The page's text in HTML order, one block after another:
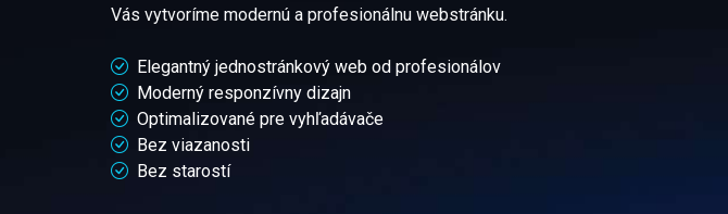
Vás vytvoríme modernú a profesionálnu webstránku.
Elegantný jednostránkový web od profesionálov
Moderný responzívny dizajn
Optimalizované pre vyhľadávače
Bez viazanosti
Bez starostí